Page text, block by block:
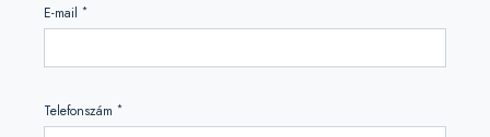
E-mail *
Telefonszám *